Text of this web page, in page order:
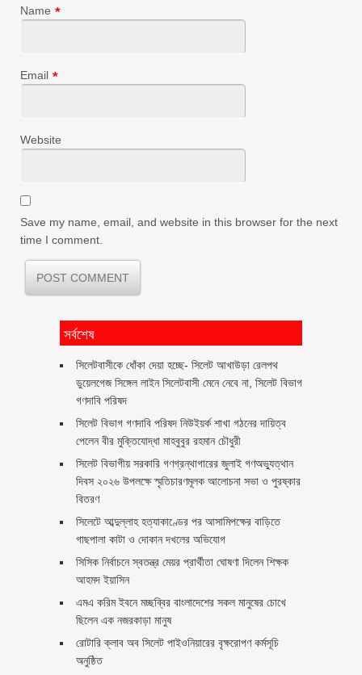
Name *
Email *
Website
Save my name, email, and website in this browser for the next
time I comment.
সর্বশেষ
‎সিলেটবাসীকে ধোঁকা দেয়া হচ্ছে- সিলেট আখাউড়া রেলপথ
ডুয়েলগেজ সিঙ্গেল লাইন সিলেটবাসী মেনে নেবে না, সিলেট বিভাগ
গণদাবি পরিষদ
সিলেট বিভাগ গণদাবি পরিষদ নিউইয়র্ক শাখা গঠনের দায়িত্ব
পেলেন বীর মুক্তিযোদ্ধা মাহবুবুর রহমান চৌধুরী ‎ ‎
সিলেট বিভাগীয় সরকারি গণগ্রন্থাগারের জুলাই গণঅভ্যুত্থান
দিবস ২০২৬ উপলক্ষে স্মৃতিচারণমূলক আলোচনা সভা ও পুরষ্কার
বিতরণ ‎ ‎
সিলেটে আব্দুল্লাহ হত্যাকাণ্ডের পর আসামিপক্ষের বাড়িতে
গাছপালা কাটা ও দোকান দখলের অভিযোগ
সিসিক নির্বাচনে স্বতন্ত্র মেয়র প্রার্থীতা ঘোষণা দিলেন শিক্ষক
আহমদ ইয়াসিন
এমএ করিম ইবনে মচ্ছব্বির বাংলাদেশের সকল মানুষের চোখে
ছিলেন এক নজরকাড়া মানুষ ‎
রোটারি ক্লাব অব সিলেট পাইওনিয়ারের বৃক্ষরোপণ কর্মসূচি
অনুষ্ঠিত